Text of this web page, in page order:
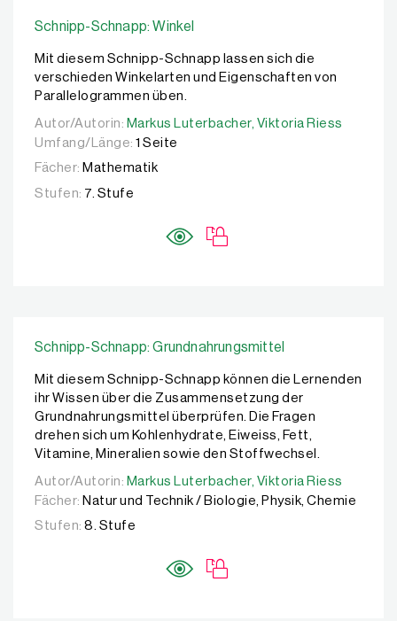
Schnipp-Schnapp: Winkel
Mit diesem Schnipp-Schnapp lassen sich die
verschieden Winkelarten und Eigenschaften von
Parallelogrammen üben.
Autor/Autorin: Markus Luterbacher, Viktoria Riess
Autor/Autorin: Markus Luterbacher, Viktoria Riess
Umfang/Länge: 1 Seite
Fächer: Mathematik
Stufen: 7. Stufe
Schnipp-Schnapp: Grundnahrungsmittel
Mit diesem Schnipp-Schnapp können die Lernenden
ihr Wissen über die Zusammensetzung der
Grundnahrungsmittel überprüfen. Die Fragen
drehen sich um Kohlenhydrate, Eiweiss, Fett,
Vitamine, Mineralien sowie den Stoffwechsel.
Autor/Autorin: Markus Luterbacher, Viktoria Riess
Autor/Autorin: Markus Luterbacher, Viktoria Riess
Fächer: Natur und Technik / Biologie, Physik, Chemie
Stufen: 8. Stufe